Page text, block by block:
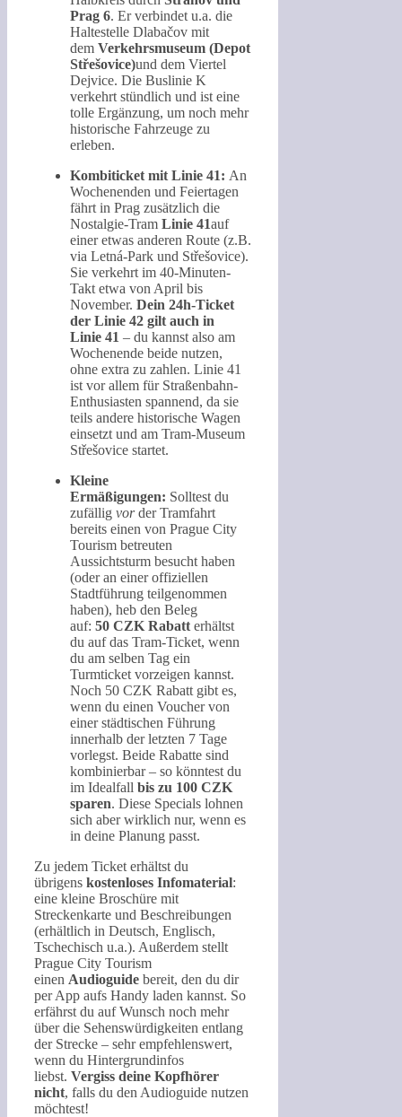
Prag 6. Er verbindet u.a. die
Haltestelle Dlabačov mit
dem Verkehrsmuseum (Depot
Střešovice)und dem Viertel
Dejvice. Die Buslinie K
verkehrt stündlich und ist eine
tolle Ergänzung, um noch mehr
historische Fahrzeuge zu
erleben.
Kombiticket mit Linie 41: An
Wochenenden und Feiertagen
fährt in Prag zusätzlich die
Nostalgie-Tram Linie 41auf
einer etwas anderen Route (z.B.
via Letná-Park und Střešovice).
Sie verkehrt im 40-Minuten-
Takt etwa von April bis
November. Dein 24h-Ticket
der Linie 42 gilt auch in
Linie 41 – du kannst also am
Wochenende beide nutzen,
ohne extra zu zahlen. Linie 41
ist vor allem für Straßenbahn-
Enthusiasten spannend, da sie
teils andere historische Wagen
einsetzt und am Tram-Museum
Střešovice startet.
Kleine
Ermäßigungen: Solltest du
zufällig vorder Tramfahrt
bereits einen von Prague City
Tourism betreuten
Aussichtsturm besucht haben
(oder an einer offiziellen
Stadtführung teilgenommen
haben), heb den Beleg
auf: 50 CZK Rabatt erhältst
du auf das Tram-Ticket, wenn
du am selben Tag ein
Turmticket vorzeigen kannst.
Noch 50 CZK Rabatt gibt es,
wenn du einen Voucher von
einer städtischen Führung
innerhalb der letzten 7 Tage
vorlegst. Beide Rabatte sind
kombinierbar – so könntest du
im Idealfall bis zu 100 CZK
sparen. Diese Specials lohnen
sich aber wirklich nur, wenn es
in deine Planung passt.
Zu jedem Ticket erhältst du
übrigens kostenloses Infomaterial:
eine kleine Broschüre mit
Streckenkarte und Beschreibungen
(erhältlich in Deutsch, Englisch,
Tschechisch u.a.). Außerdem stellt
Prague City Tourism
einen Audioguide bereit, den du dir
per App aufs Handy laden kannst. So
erfährst du auf Wunsch noch mehr
über die Sehenswürdigkeiten entlang
der Strecke – sehr empfehlenswert,
wenn du Hintergrundinfos
liebst. Vergiss deine Kopfhörer
nicht, falls du den Audioguide nutzen
möchtest!